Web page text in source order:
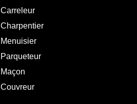
Carreleur
Charpentier
Menuisier
Parqueteur
Maçon
Couvreur